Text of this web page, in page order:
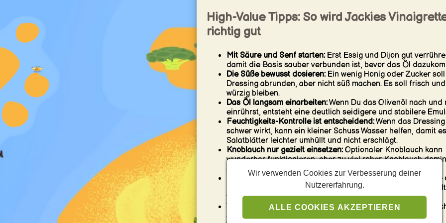
High-Value Tipps: So wird Jackies
richtig gut
Mit Säure und Senf starten:Erst Essig und Dijon gut
damit die Basis sauber verbunden ist, bevor das Öl
Die Süße bewusst dosieren:Ein wenig Honig oder Zucker
Dressing abrunden, aber nicht süß machen. Es soll frisch und
würzig bleiben.
Das Öl langsam einarbeiten:Wenn Du das Olivenöl nach und
einrührst, entsteht eine deutlich seidigere und stabilere
Feuchtigkeits-Kontrolle ist entscheidend:Wenn das Dressing
schwer wirkt, kann ein kleiner Schuss Wasser helfen, damit es
Salatblätter leichter umhüllt und nicht erschlägt.
Knoblauch nur gezielt einsetzen:Optionaler Knoblauch kann
wunderbar funktionieren, aber zu viel roher Knoblauch
schnell das klare Essig-Senf-Profil.
Kräuter sollen unterstützen, nicht unruhig machen:Petersilie
Schnittlauch bringen Lift und Frische, aber das Dressing
trotzdem fokussiert schmecken.
Vor dem Servieren abschmecken:Vinaigrette braucht oft
einen letzten Feinschliff bei Salz, Pfeffer, Süße oder Säure.
Wir verwenden Cookies zur Verbesserung deiner
Nutzererfahrung.
ALLE COOKIES AKZEPTIEREN